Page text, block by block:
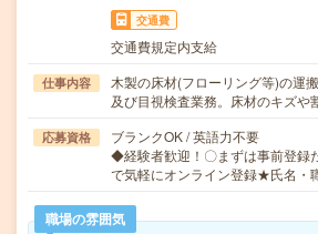
交通費
交通費規定内支給
仕事内容
木製の床材(フローリング等)の運
及び目視検査業務。床材のキズ
応募資格
ブランクOK / 英語力不要
◆経験者歓迎！〇まずは事前登録
で気軽にオンライン登録★氏名・
職場の雰囲気